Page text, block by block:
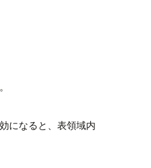
になると、表領域内